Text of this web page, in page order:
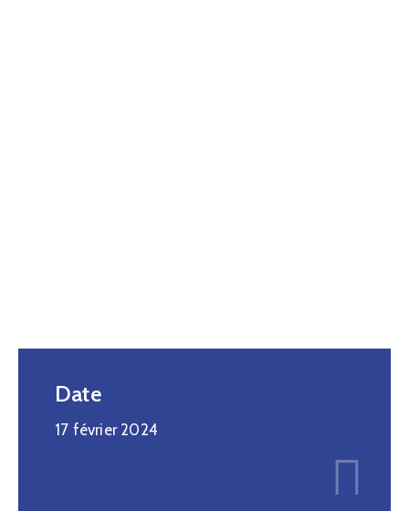
Date
17 février 2024